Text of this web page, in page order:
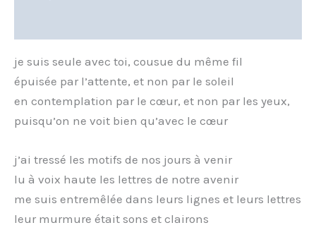
je suis seule avec toi, cousue du même fil
épuisée par l’attente, et non par le soleil
en contemplation par le cœur, et non par les yeux,
puisqu’on ne voit bien qu’avec le cœur
j’ai tressé les motifs de nos jours à venir
lu à voix haute les lettres de notre avenir
me suis entremêlée dans leurs lignes et leurs lettres
leur murmure était sons et clairons